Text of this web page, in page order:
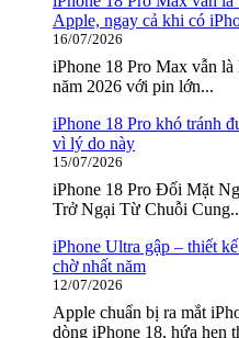
Apple, ngay cả khi có
16/07/2026
iPhone 18 Pro Max vẫn là
năm 2026 với pin lớn...
iPhone 18 Pro khó tránh
vì lý do này
15/07/2026
iPhone 18 Pro Đối Mặt
Trở Ngại Từ Chuỗi
iPhone Ultra gập – thiết
chờ nhất năm
12/07/2026
Apple chuẩn bị ra mắt
dòng iPhone 18, hứa hẹn